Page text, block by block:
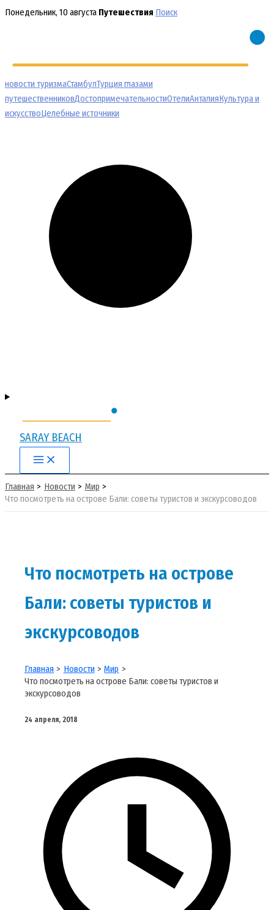
Перейти
Понедельник, 10 августа Путешествия Поиск
новости туризмаСтамбулТурция глазами
путешественниковДостопримечательностиОтелиАнталияКультура и
искусствоЦелебные источники
SARAY BEACH
Main
Menu
Главная Новости
Мир
Что посмотреть на острове Бали: советы туристов и экскурсоводов
Что посмотреть на острове
Бали: советы туристов и
экскурсоводов
Главная Новости
Мир
Что посмотреть на острове Бали: советы туристов и
экскурсоводов
24 апреля, 2018